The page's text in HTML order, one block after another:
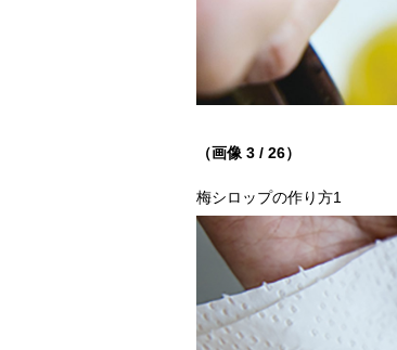
（画像 3 / 26）
梅シロップの作り方1